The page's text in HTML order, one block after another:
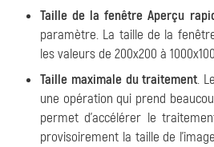
Taille de la fenêtre Aperçu
paramètre. La taille de la
les valeurs de 200х200 à
Taille maximale du traitement.
une opération qui prend
permet d'accélérer le
provisoirement la taille de